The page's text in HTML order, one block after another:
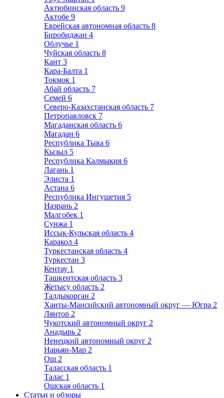
Актюбинская область 9
Актобе 9
Еврейская автономная область 8
Биробиджан 4
Облучье 1
Чуйская область 8
Кант 3
Кара-Балта 1
Токмок 1
Абай область 7
Семей 6
Северо-Казахстанская область 7
Петропавловск 7
Магаданская область 6
Магадан 6
Республика Тыва 6
Кызыл 5
Республика Калмыкия 6
Лагань 1
Элиста 1
Астана 6
Республика Ингушетия 5
Назрань 2
Малгобек 1
Сунжа 1
Иссык-Кульская область 4
Каракол 4
Туркестанская область 4
Туркестан 3
Кентау 1
Ташкентская область 3
Жетысу область 2
Талдыкорган 2
Ханты-Мансийский автономный округ — Югра 2
Лянтор 2
Чукотский автономный округ 2
Анадырь 2
Ненецкий автономный округ 2
Нарьян-Мар 2
Ош 2
Таласская область 1
Талас 1
Ошская область 1
Статьи и обзоры